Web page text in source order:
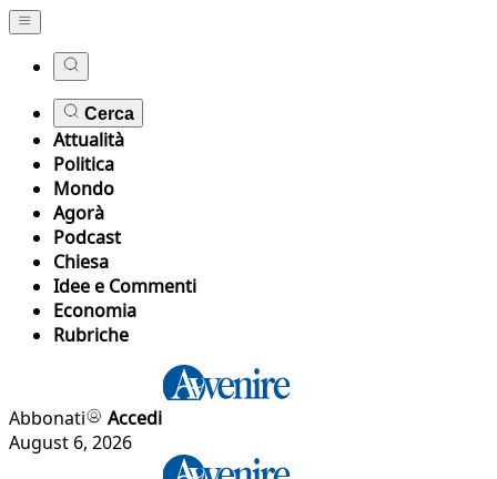
Cerca
Attualità
Politica
Mondo
Agorà
Podcast
Chiesa
Idee e Commenti
Economia
Rubriche
Abbonati
Accedi
August 6, 2026